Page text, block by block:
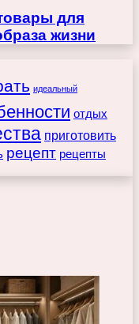
для
жизни
идеальный
отдых
приготовить
рецепт рецепты